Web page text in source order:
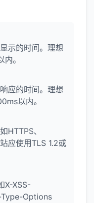
示的时间。理想
。
应的时间。理想
以内。
HTTPS、
应使用TLS 1.2或
X-XSS-
Options